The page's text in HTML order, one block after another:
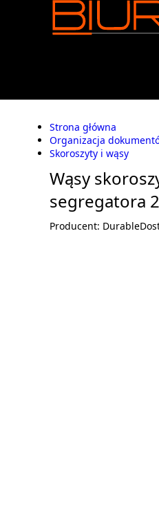
Strona główna
Organizacja
Skoroszyty i wąsy
Wąsy
segregatora
Producent: Durable